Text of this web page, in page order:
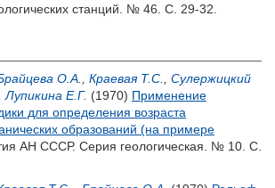
станций. № 46. С. 29-32.
О.А. Краевая Т.С.
Сулержицкий
Лупикина Е.Г. (1970) Применение
для определения возраста
образований (на примере
АН СССР. Серия геологическая. № 10. С.